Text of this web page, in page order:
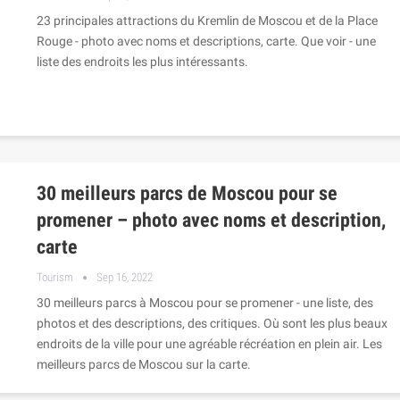
23 principales attractions du Kremlin de Moscou et de la Place
Rouge - photo avec noms et descriptions, carte. Que voir - une
liste des endroits les plus intéressants.
30 meilleurs parcs de Moscou pour se
promener – photo avec noms et description,
carte
Tourism Sep 16, 2022
30 meilleurs parcs à Moscou pour se promener - une liste, des
photos et des descriptions, des critiques. Où sont les plus beaux
endroits de la ville pour une agréable récréation en plein air. Les
meilleurs parcs de Moscou sur la carte.